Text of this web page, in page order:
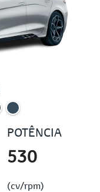
POTÊNCIA
530
(cv/rpm)